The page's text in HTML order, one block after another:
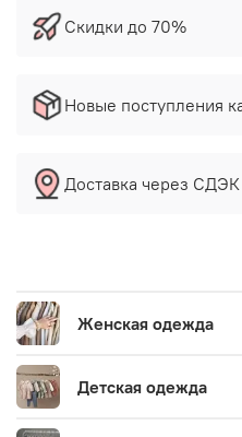
Скидки до 70%
Новые поступления
Доставка через
Женская одежда
Детская одежда